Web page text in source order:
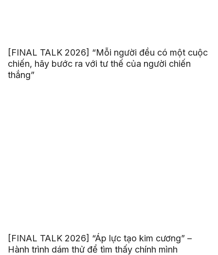
[FINAL TALK 2026] “Mỗi người đều có một cuộc
chiến, hãy bước ra với tư thế của người chiến
thắng”
[FINAL TALK 2026] “Áp lực tạo kim cương” –
Hành trình dám thử để tìm thấy chính mình